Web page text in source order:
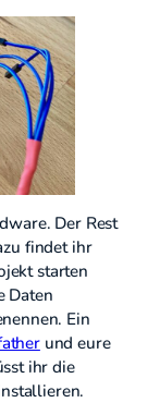
Der Rest
findet ihr
starten
Daten
Ein
und eure
ihr die